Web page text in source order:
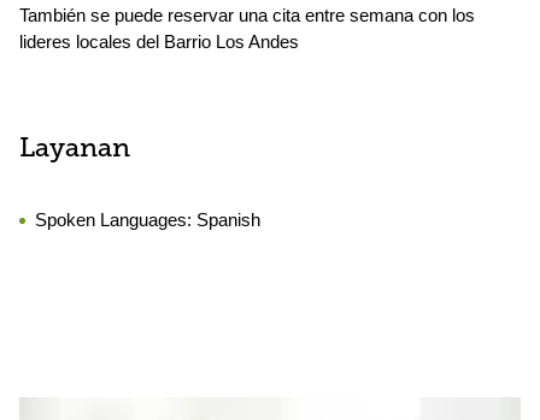
También se puede reservar una cita entre semana con los
lideres locales del Barrio Los Andes
Layanan
Spoken Languages: Spanish